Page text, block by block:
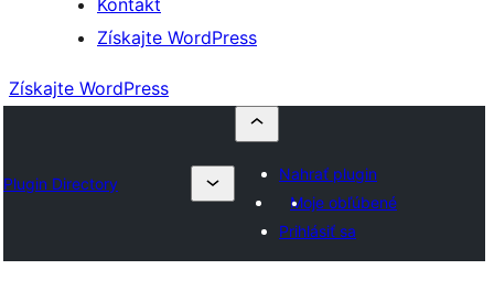
Kontakt
Získajte WordPress
Získajte WordPress
Plugin Directory
Nahrať plugin
Moje obľúbené
Prihlásiť sa